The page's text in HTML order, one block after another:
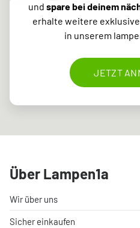
und spare bei deinem
erhalte weitere
in unserem
JETZT
Über Lampen1a
Wir über uns
Sicher einkaufen